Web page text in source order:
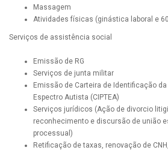
Massagem
Atividades físicas (ginástica laboral e
Serviços de assistência social
Emissão de RG
Serviços de junta militar
Emissão de Carteira de Identificação
Espectro Autista (CIPTEA)
Serviços jurídicos (Ação de divorcio
reconhecimento e discursão de união
processual)
Retificação de taxas, renovação de